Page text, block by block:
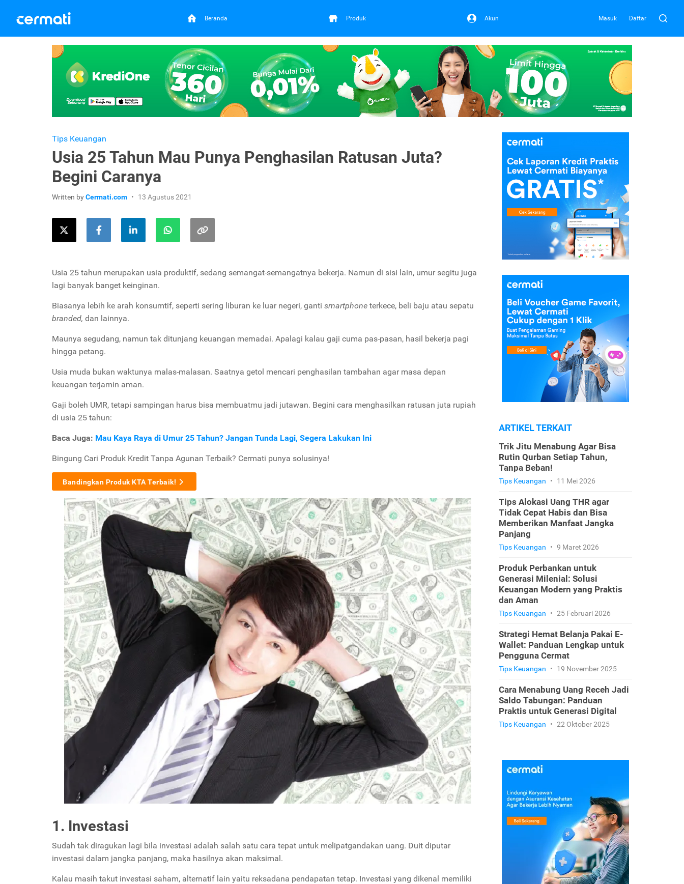
Beranda Produk Akun Masuk Daftar
Tips Keuangan
Usia 25 Tahun Mau Punya Penghasilan Ratusan Juta?
Begini Caranya
Written byCermati.com 13 Agustus 2021
Usia 25 tahun merupakan usia produktif, sedang semangat-semangatnya bekerja. Namun di sisi lain, umur segitu juga
lagi banyak banget keinginan.
Biasanya lebih ke arah konsumtif, seperti sering liburan ke luar negeri, ganti smartphone terkece, beli baju atau sepatu
branded, dan lainnya.
Maunya segudang, namun tak ditunjang keuangan memadai. Apalagi kalau gaji cuma pas-pasan, hasil bekerja pagi
hingga petang.
Usia muda bukan waktunya malas-malasan. Saatnya getol mencari penghasilan tambahan agar masa depan
keuangan terjamin aman.
Gaji boleh UMR, tetapi sampingan harus bisa membuatmu jadi jutawan. Begini cara menghasilkan ratusan juta rupiah
di usia 25 tahun:
Baca Juga: Mau Kaya Raya di Umur 25 Tahun? Jangan Tunda Lagi, Segera Lakukan Ini
Bingung Cari Produk Kredit Tanpa Agunan Terbaik? Cermati punya solusinya!
Bandingkan Produk KTA Terbaik!
1. Investasi
Sudah tak diragukan lagi bila investasi adalah salah satu cara tepat untuk melipatgandakan uang. Duit diputar
investasi dalam jangka panjang, maka hasilnya akan maksimal.
Kalau masih takut investasi saham, alternatif lain yaitu reksadana pendapatan tetap. Investasi yang dikenal memiliki
ARTIKEL TERKAIT
Trik Jitu Menabung Agar Bisa
Rutin Qurban Setiap Tahun,
Tanpa Beban!
Tips Keuangan • 11 Mei 2026
Tips Alokasi Uang THR agar
Tidak Cepat Habis dan Bisa
Memberikan Manfaat Jangka
Panjang
Tips Keuangan • 9 Maret 2026
Produk Perbankan untuk
Generasi Milenial: Solusi
Keuangan Modern yang Praktis
dan Aman
Tips Keuangan • 25 Februari 2026
Strategi Hemat Belanja Pakai E-
Wallet: Panduan Lengkap untuk
Pengguna Cermat
Tips Keuangan • 19 November 2025
Cara Menabung Uang Receh Jadi
Saldo Tabungan: Panduan
Praktis untuk Generasi Digital
Tips Keuangan • 22 Oktober 2025